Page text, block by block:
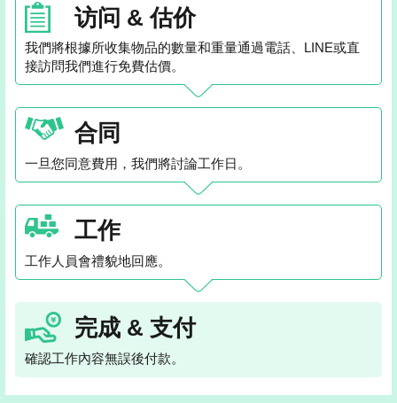
访问 & 估价
我們將根據所收集物品的數量和重量通過電話、LINE或直
接訪問我們進行免費估價。
合同
一旦您同意費用，我們將討論工作日。
工作
工作人員會禮貌地回應。
完成 & 支付
確認工作內容無誤後付款。